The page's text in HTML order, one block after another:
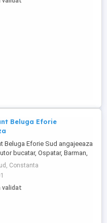
și o atitudine deschisă, mereu
Beluga Eforie
Beluga Eforie Sud angajeeaza
bucatar, Ospatar, Barman,
timpul anilui.
Constanta
validat